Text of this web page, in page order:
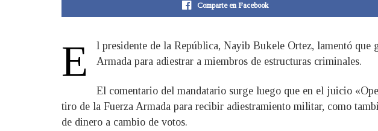
Comparte en Facebook
E
l presidente de la República, Nayib Bukele Ortez, lamentó que
Armada para adiestrar a miembros de estructuras criminales.
El comentario del mandatario surge luego que en el juicio
tiro de la Fuerza Armada para recibir adiestramiento militar, como
de dinero a cambio de votos.